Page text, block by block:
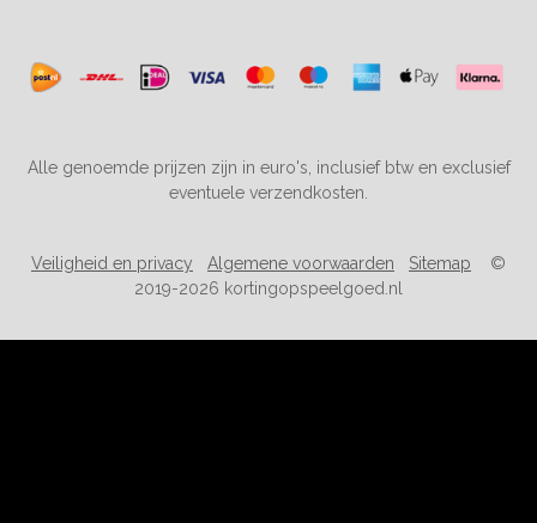
Alle genoemde prijzen zijn in euro's, inclusief btw en exclusief
eventuele verzendkosten.
Veiligheid en privacy Algemene voorwaarden Sitemap ©
2019-2026 kortingopspeelgoed.nl